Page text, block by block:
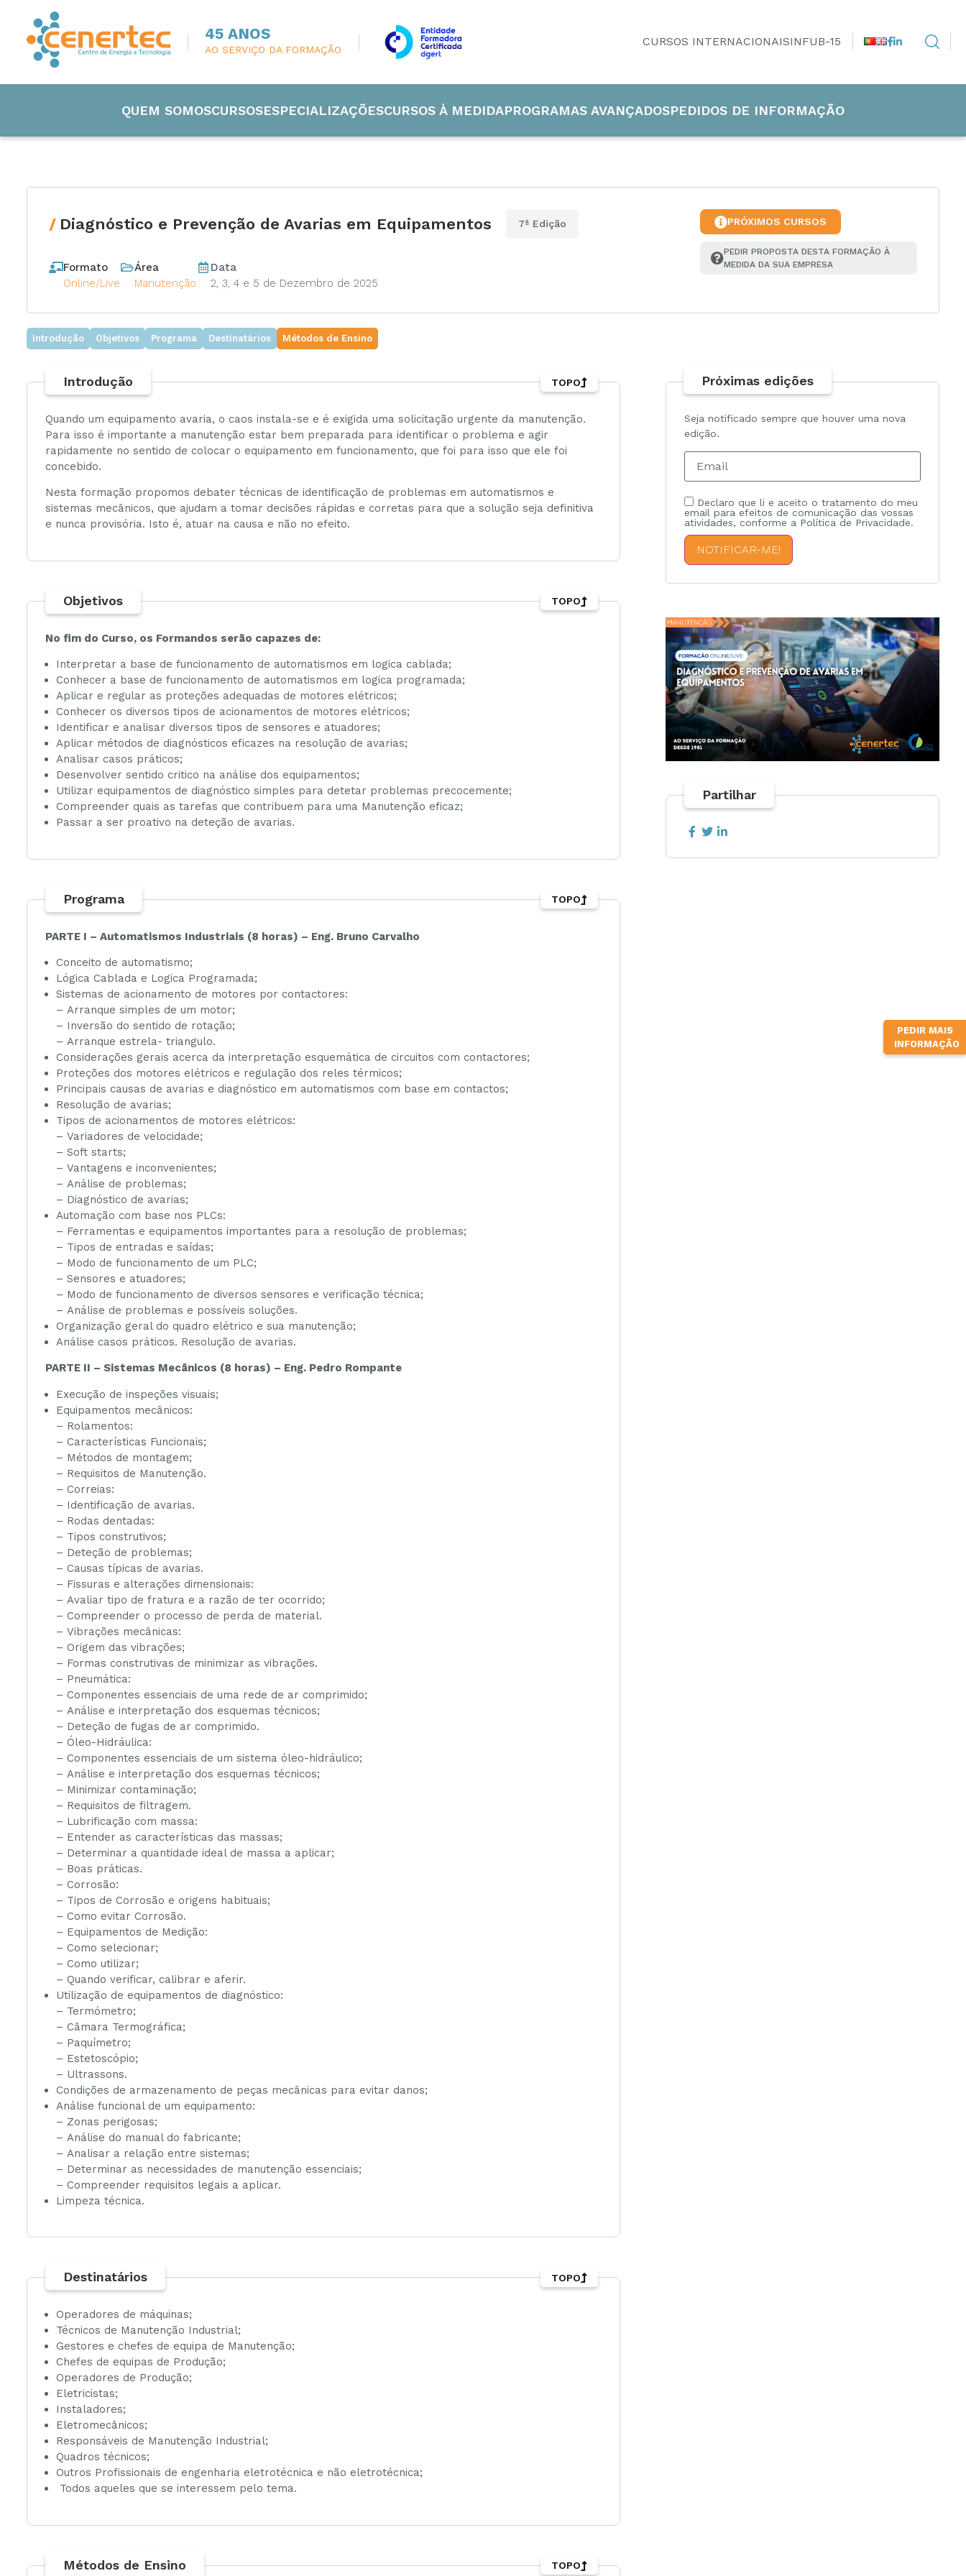
45 ANOS
AO SERVIÇO DA FORMAÇÃO
CURSOS INTERNACIONAISINFUB-15
QUEM SOMOSCURSOS
Eletricidade e Energia
ESPECIALIZAÇÕESCURSOS À MEDIDAPROGRAMAS AVANÇADOSPEDIDOS DE INFORMAÇÃO
PEDIR MAIS
INFORMAÇÃO
Diagnóstico e Prevenção de Avarias em Equipamentos 7ª Edição
Formato
Online/Live
Área
Manutenção
Data
2, 3, 4 e 5 de Dezembro de 2025
PRÓXIMOS CURSOS
PEDIR PROPOSTA DESTA FORMAÇÃO À
MEDIDA DA SUA EMPRESA
Introdução Objetivos Programa Destinatários Métodos de Ensino
Introdução
Quando um equipamento avaria, o caos instala-se e é exigida uma solicitação urgente da manutenção.
Para isso é importante a manutenção estar bem preparada para identificar o problema e agir
rapidamente no sentido de colocar o equipamento em funcionamento, que foi para isso que ele foi
concebido.
Nesta formação propomos debater técnicas de identificação de problemas em automatismos e
sistemas mecânicos, que ajudam a tomar decisões rápidas e corretas para que a solução seja definitiva
e nunca provisória. Isto é, atuar na causa e não no efeito.
TOPO
Objetivos
No fim do Curso, os Formandos serão capazes de:
Interpretar a base de funcionamento de automatismos em logica cablada;
Conhecer a base de funcionamento de automatismos em logica programada;
Aplicar e regular as proteções adequadas de motores elétricos;
Conhecer os diversos tipos de acionamentos de motores elétricos;
Identificar e analisar diversos tipos de sensores e atuadores;
Aplicar métodos de diagnósticos eficazes na resolução de avarias;
Analisar casos práticos;
Desenvolver sentido critico na análise dos equipamentos;
Utilizar equipamentos de diagnóstico simples para detetar problemas precocemente;
Compreender quais as tarefas que contribuem para uma Manutenção eficaz;
Passar a ser proativo na deteção de avarias.
TOPO
Programa
PARTE I – Automatismos Industriais (8 horas) – Eng. Bruno Carvalho
Conceito de automatismo;
Lógica Cablada e Logica Programada;
Sistemas de acionamento de motores por contactores:
– Arranque simples de um motor;
– Inversão do sentido de rotação;
– Arranque estrela- triangulo.
Considerações gerais acerca da interpretação esquemática de circuitos com contactores;
Proteções dos motores elétricos e regulação dos reles térmicos;
Principais causas de avarias e diagnóstico em automatismos com base em contactos;
Resolução de avarias;
Tipos de acionamentos de motores elétricos:
– Variadores de velocidade;
– Soft starts;
– Vantagens e inconvenientes;
– Análise de problemas;
– Diagnóstico de avarias;
Automação com base nos PLCs:
– Ferramentas e equipamentos importantes para a resolução de problemas;
– Tipos de entradas e saídas;
– Modo de funcionamento de um PLC;
– Sensores e atuadores;
– Modo de funcionamento de diversos sensores e verificação técnica;
– Análise de problemas e possíveis soluções.
Organização geral do quadro elétrico e sua manutenção;
Análise casos práticos. Resolução de avarias.
PARTE II – Sistemas Mecânicos (8 horas) – Eng. Pedro Rompante
Execução de inspeções visuais;
Equipamentos mecânicos:
– Rolamentos:
– Características Funcionais;
– Métodos de montagem;
– Requisitos de Manutenção.
– Correias:
– Identificação de avarias.
– Rodas dentadas:
– Tipos construtivos;
– Deteção de problemas;
– Causas típicas de avarias.
– Fissuras e alterações dimensionais:
– Avaliar tipo de fratura e a razão de ter ocorrido;
– Compreender o processo de perda de material.
– Vibrações mecânicas:
– Origem das vibrações;
– Formas construtivas de minimizar as vibrações.
– Pneumática:
– Componentes essenciais de uma rede de ar comprimido;
– Análise e interpretação dos esquemas técnicos;
– Deteção de fugas de ar comprimido.
– Óleo-Hidráulica:
– Componentes essenciais de um sistema óleo-hidráulico;
– Análise e interpretação dos esquemas técnicos;
– Minimizar contaminação;
– Requisitos de filtragem.
– Lubrificação com massa:
– Entender as características das massas;
– Determinar a quantidade ideal de massa a aplicar;
– Boas práticas.
– Corrosão:
– Tipos de Corrosão e origens habituais;
– Como evitar Corrosão.
– Equipamentos de Medição:
– Como selecionar;
– Como utilizar;
– Quando verificar, calibrar e aferir.
Utilização de equipamentos de diagnóstico:
– Termómetro;
– Câmara Termográfica;
– Paquímetro;
– Estetoscópio;
– Ultrassons.
Condições de armazenamento de peças mecânicas para evitar danos;
Análise funcional de um equipamento:
– Zonas perigosas;
– Análise do manual do fabricante;
– Analisar a relação entre sistemas;
– Determinar as necessidades de manutenção essenciais;
– Compreender requisitos legais a aplicar.
Limpeza técnica.
TOPO
Destinatários
Operadores de máquinas;
Técnicos de Manutenção Industrial;
Gestores e chefes de equipa de Manutenção;
Chefes de equipas de Produção;
Operadores de Produção;
Eletricistas;
Instaladores;
Eletromecânicos;
Responsáveis de Manutenção Industrial;
Quadros técnicos;
Outros Profissionais de engenharia eletrotécnica e não eletrotécnica;
Todos aqueles que se interessem pelo tema.
TOPO
Métodos de Ensino TOPO
Próximas edições
Seja notificado sempre que houver uma nova
edição.
Declaro que li e aceito o tratamento do meu
email para efeitos de comunicação das vossas
atividades, conforme a Política de Privacidade.
NOTIFICAR-ME!
Partilhar